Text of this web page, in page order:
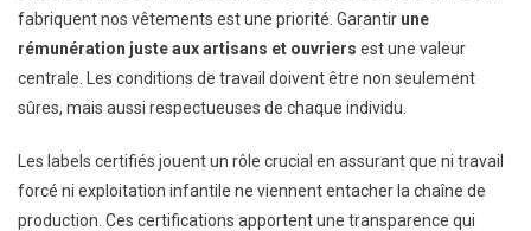
fabriquent nos vêtements est une priorité. Garantir une
rémunération juste aux artisans et ouvriers est une valeur
centrale. Les conditions de travail doivent être non seulement
sûres, mais aussi respectueuses de chaque individu.
Les labels certifiés jouent un rôle crucial en assurant que ni travail
forcé ni exploitation infantile ne viennent entacher la chaîne de
production. Ces certifications apportent une transparence qui